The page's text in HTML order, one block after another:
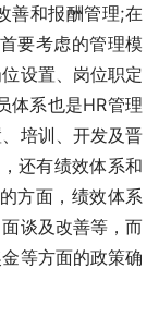
善和报酬管理;在
要考虑的管理模
设置、岗位职定
体系也是HR管理
培训、开发及晋
还有绩效体系和
方面，绩效体系
谈及改善等，而
等方面的政策确